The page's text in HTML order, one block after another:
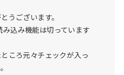
うございます。
込み機能は切っています
ころ元々チェックが入っ